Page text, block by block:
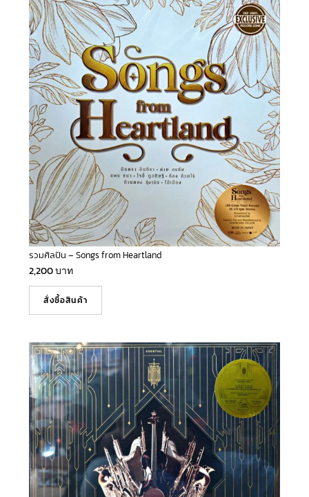
รวมศิลปิน – Songs from Heartland
2,200บาท
สั่งซื้อสินค้า